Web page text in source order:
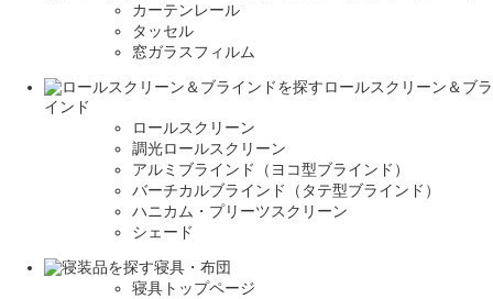
カーテンレール
タッセル
窓ガラスフィルム
ロールスクリーン＆ブラ
インド
ロールスクリーン
調光ロールスクリーン
アルミブラインド（ヨコ型ブラインド）
バーチカルブラインド（タテ型ブラインド）
ハニカム・プリーツスクリーン
シェード
寝具・布団
寝具トップページ